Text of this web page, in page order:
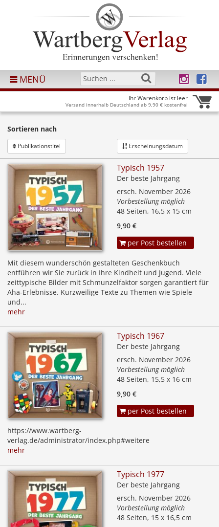
MENÜ
Ihr Warenkorb ist leer
Versand innerhalb Deutschland ab 9,90 € kostenfrei
Sortieren nach
Publikationstitel Erscheinungsdatum
Typisch 1957
Der beste Jahrgang
ersch. November 2026
Vorbestellung möglich
48 Seiten, 16,5 x 15 cm
9,90 €
per Post bestellen
Mit diesem wunderschön gestalteten Geschenkbuch
entführen wir Sie zurück in Ihre Kindheit und Jugend. Viele
zeittypische Bilder mit Schmunzelfaktor sorgen garantiert für
Aha-Erlebnisse. Kurzweilige Texte zu Themen wie Spiele
und...
mehr
Typisch 1967
Der beste Jahrgang
ersch. November 2026
Vorbestellung möglich
48 Seiten, 15,5 x 16 cm
9,90 €
per Post bestellen
https://www.wartberg-
verlag.de/administrator/index.php#weitere
mehr
Typisch 1977
Der beste Jahrgang
ersch. November 2026
Vorbestellung möglich
48 Seiten, 15 x 16,5 cm